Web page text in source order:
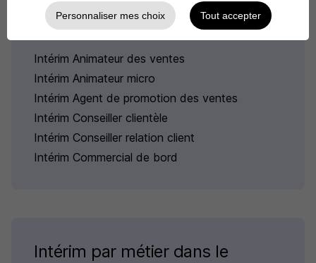
Intérim par métiers similaires
Intérim Animateur des ventes
Intérim Animateur micro
Intérim Agent de promotion des ventes
Intérim Conseiller clientèle
Intérim Conseiller relation client
Intérim Commercial de bord
Intérim par métier dans le
Personnaliser mes choix Tout accepter